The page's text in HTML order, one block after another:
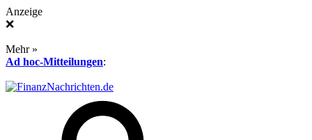
Anzeige
❌
Mehr »
Ad hoc-Mitteilungen: